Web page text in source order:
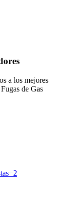
a los mejores
de Gas
+2